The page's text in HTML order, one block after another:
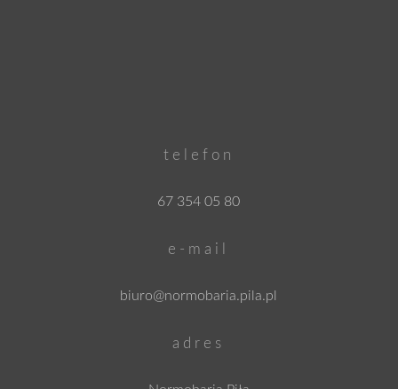
telefon
67 354 05 80
e-mail
biuro@normobaria.pila.pl
adres